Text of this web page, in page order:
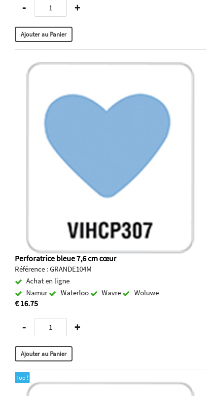
- +
Perforatrice bleue 7,6 cm cœur
Référence : GRANDE104M
Achat en ligne
Namur
Waterloo Wavre Woluwe
€ 16.75
- +
Top !